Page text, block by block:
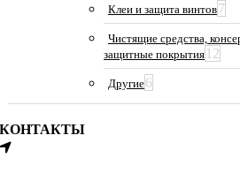
Клеи и защита винтов7
Чистящие средства,
защитные покрытия 12
Другие6
КОНТАКТЫ